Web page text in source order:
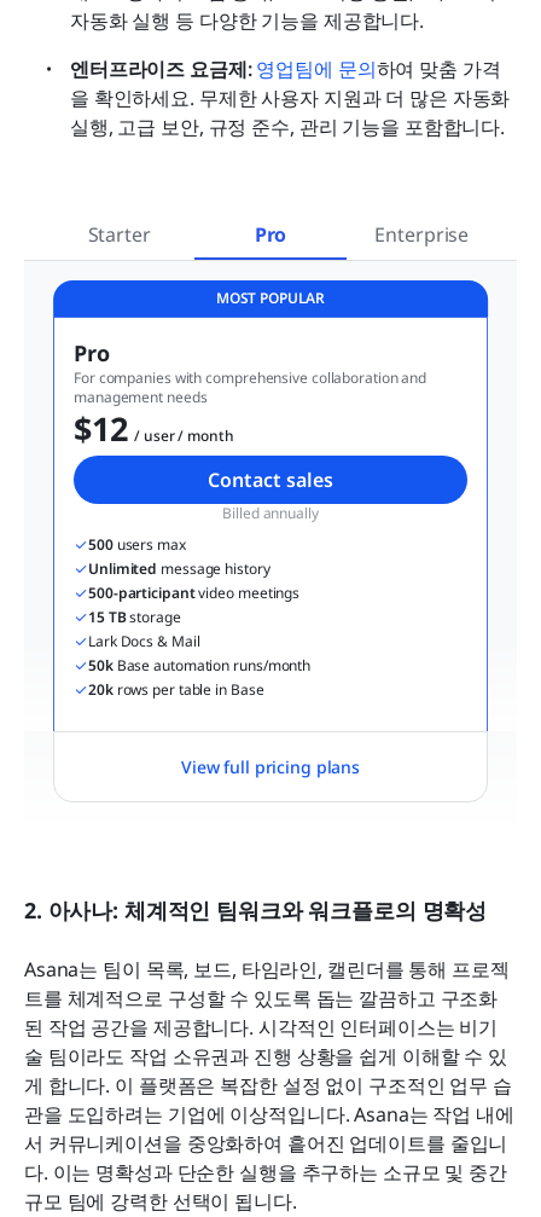
자동화 실행 등 다양한 기능을 제공합니다.
엔터프라이즈 요금제: 영업팀에 문의하여 맞춤 가격
을 확인하세요. 무제한 사용자 지원과 더 많은 자동화
실행, 고급 보안, 규정 준수, 관리 기능을 포함합니다.
Starter Pro Enterprise
MOST POPULAR
Pro
For companies with comprehensive collaboration and
management needs
$12
  / user / month
Contact sales
Billed annually
500 users max
Unlimited message history
500-participant video meetings
15 TB storage
Lark Docs & Mail
50k Base automation runs/month
20k rows per table in Base
View full pricing plans
2. 아사나: 체계적인 팀워크와 워크플로의 명확성
Asana는 팀이 목록, 보드, 타임라인, 캘린더를 통해 프로젝
트를 체계적으로 구성할 수 있도록 돕는 깔끔하고 구조화
된 작업 공간을 제공합니다. 시각적인 인터페이스는 비기
술 팀이라도 작업 소유권과 진행 상황을 쉽게 이해할 수 있
게 합니다. 이 플랫폼은 복잡한 설정 없이 구조적인 업무 습
관을 도입하려는 기업에 이상적입니다. Asana는 작업 내에
서 커뮤니케이션을 중앙화하여 흩어진 업데이트를 줄입니
다. 이는 명확성과 단순한 실행을 추구하는 소규모 및 중간
규모 팀에 강력한 선택이 됩니다.